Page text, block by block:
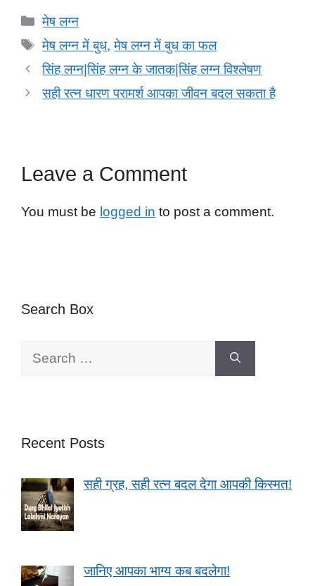
c
e
b
o
o
tt
er
s
A
p
p
e
dI
n
di
t
e
Categories
मेष लग्न
Tags
मेष लग्न में बुध,मेष लग्न में बुध का फल
सिंह लग्न|सिंह लग्न के जातक|सिंह लग्न विश्लेषण
सही रत्न धारण परामर्श आपका जीवन बदल सकता है
Leave a Comment
You must be logged in to post a comment.
Search Box
Recent Posts
सही ग्रह, सही रत्न बदल देगा आपकी किस्मत!
जानिए आपका भाग्य कब बदलेगा!